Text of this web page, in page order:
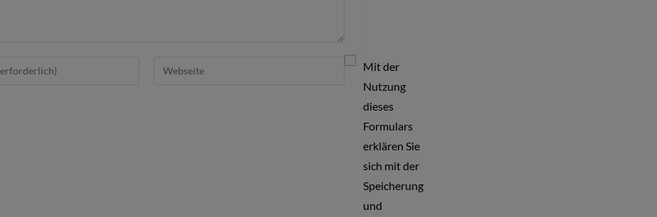
Mit der
Nutzung
dieses
Formulars
erklären Sie
sich mit der
Speicherung
und